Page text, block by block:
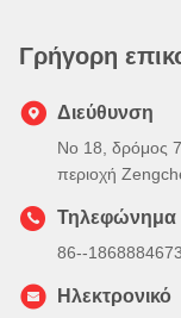
Γρήγορη
Διεύθυνση
Νο 18, δρόμος
περιοχή
Τηλεφώνημα
86--
Ηλεκτρονικό